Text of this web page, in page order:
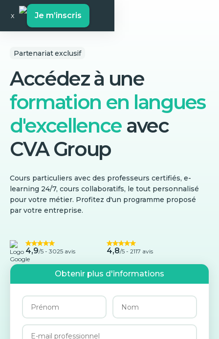
x Je m’inscris
Partenariat exclusif
Accédez à une
formation en langues
d'excellence avec
CVA Group
Cours particuliers avec des professeurs certifiés, e-
learning 24/7, cours collaboratifs, le tout personnalisé
pour votre métier. Profitez d'un programme proposé
par votre entreprise.
4,9/5 - 3025 avis 4,8/5 - 2117 avis
Obtenir plus d'informations